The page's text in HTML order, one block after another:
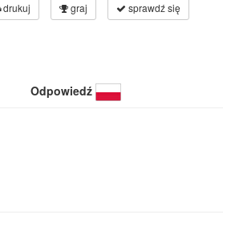
drukuj graj sprawdź się
Odpowiedź